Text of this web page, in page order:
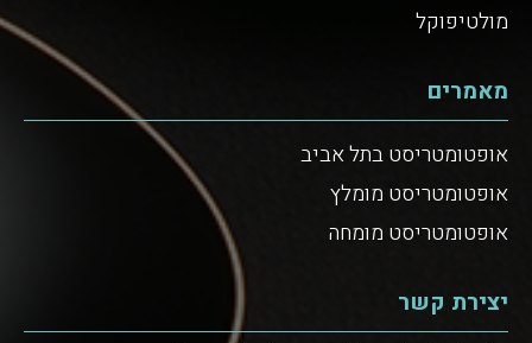
מולטיפוקל
מאמרים
אופטומטריסט בתל אביב
אופטומטריסט מומלץ
אופטומטריסט מומחה
יצירת קשר